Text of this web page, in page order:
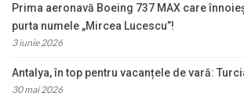
Prima aeronavă Boeing 737 MAX care
purta numele „Mircea Lucescu”!
3 iunie 2026
Antalya, în top pentru vacanțele de vară:
30 mai 2026